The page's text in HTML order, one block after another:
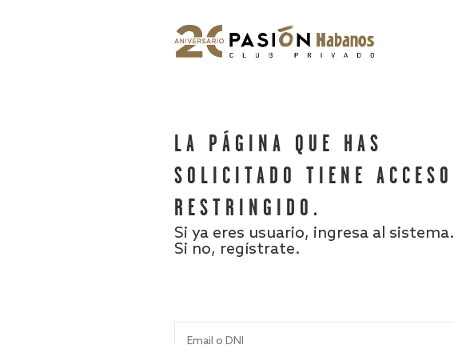
LA PÁGINA QUE HAS
SOLICITADO TIENE ACCESO
RESTRINGIDO.
Si ya eres usuario, ingresa al sistema.
Si no, regístrate.